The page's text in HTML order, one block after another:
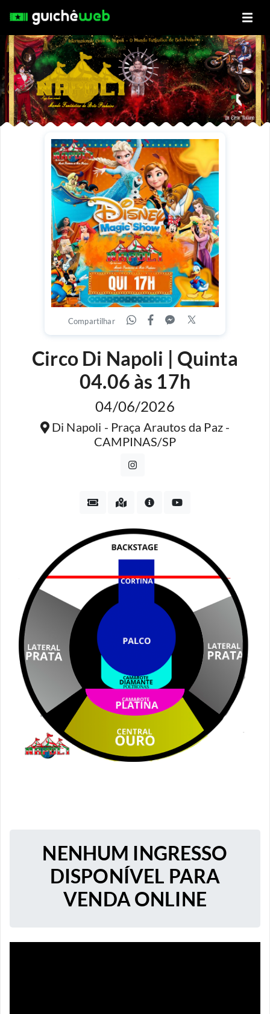
Compartilhar
Circo Di Napoli | Quinta
04.06 às 17h
04/06/2026
Di Napoli - Praça Arautos da Paz -
CAMPINAS/SP
NENHUM INGRESSO
DISPONÍVEL PARA
VENDA ONLINE